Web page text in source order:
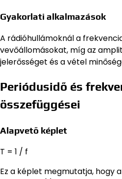
Gyakorlati alkalmazások
A rádióhullámoknál a
vevőállomásokat, míg az
jelerősséget és a vétel
Periódusidő és
összefüggései
Alapvető képlet
T = 1 / f
Ez a képlet megmutatja, hogy